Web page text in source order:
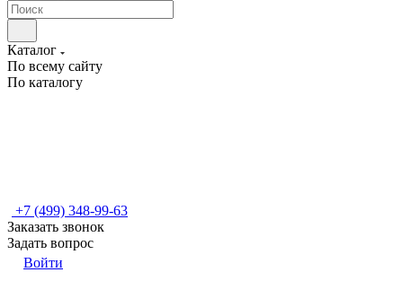
Каталог
По всему сайту
По каталогу
+7 (499) 348-99-63
Заказать звонок
Задать вопрос
Войти